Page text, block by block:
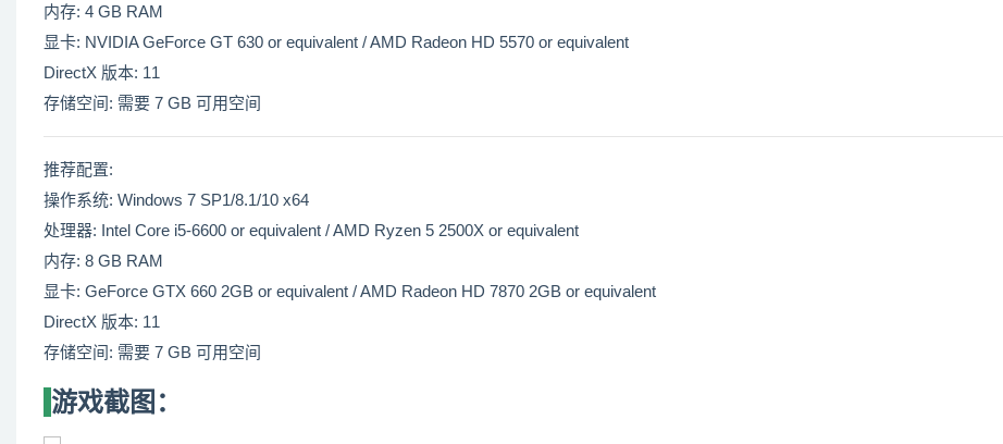
内存: 4 GB RAM
显卡: NVIDIA GeForce GT 630 or equivalent / AMD Radeon HD 5570 or equivalent
DirectX 版本: 11
存储空间: 需要 7 GB 可用空间
推荐配置:
操作系统: Windows 7 SP1/8.1/10 x64
处理器: Intel Core i5-6600 or equivalent / AMD Ryzen 5 2500X or equivalent
内存: 8 GB RAM
显卡: GeForce GTX 660 2GB or equivalent / AMD Radeon HD 7870 2GB or equivalent
DirectX 版本: 11
存储空间: 需要 7 GB 可用空间
游戏截图：